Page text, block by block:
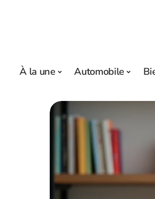
À la une Automobile